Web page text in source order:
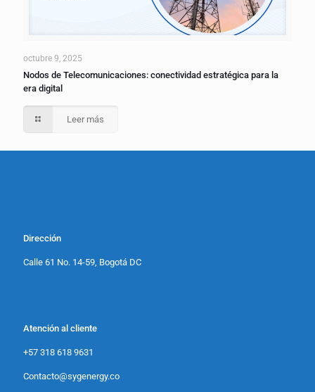
octubre 9, 2025
Nodos de Telecomunicaciones: conectividad estratégica para la
era digital
Leer más
Dirección
Calle 61 No. 14-59, Bogotá DC
Atención al cliente
+57 318 618 9631
Contacto@sygenergy.co